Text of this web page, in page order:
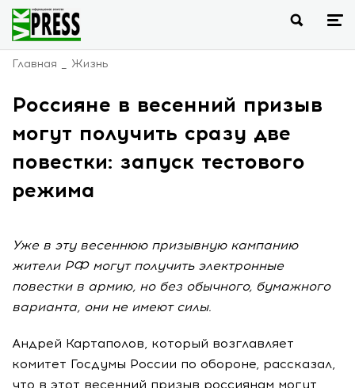
Главная Жизнь
Россияне в весенний призыв
могут получить сразу две
повестки: запуск тестового
режима
Уже в эту весеннюю призывную кампанию
жители РФ могут получить электронные
повестки в армию, но без обычного, бумажного
варианта, они не имеют силы.
Андрей Картаполов, который возглавляет
комитет Госдумы России по обороне, рассказал,
что в этот весенний призыв россиянам могут